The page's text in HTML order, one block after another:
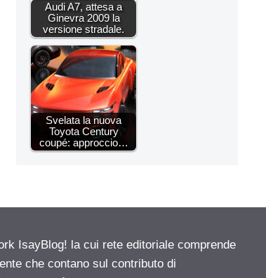
Audi A7, attesa a
Ginevra 2009 la
versione stradale.
Svelata la nuova
Toyota Century
coupé: approccio…
IsayBlog! la cui rete editoriale comprende
che contano sul contributo di